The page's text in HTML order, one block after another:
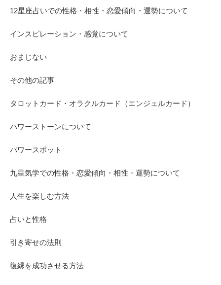
12星座占いでの性格・相性・恋愛傾向・運勢について
インスピレーション・感覚について
おまじない
その他の記事
タロットカード・オラクルカード（エンジェルカード）
パワーストーンについて
パワースポット
九星気学での性格・恋愛傾向・相性・運勢について
人生を楽しむ方法
占いと性格
引き寄せの法則
復縁を成功させる方法